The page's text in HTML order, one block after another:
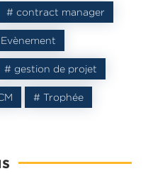
# contract manager
# gestion de projet
# Trophée